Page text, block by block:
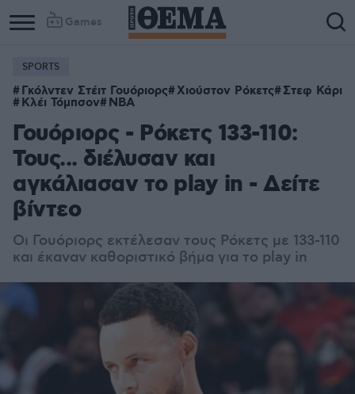
Games
Column
1
Column
2
SPORTS
Γκόλντεν Στέιτ Γουόριορς Χιούστον Ρόκετς Στεφ Κάρι
Κλέι Τόμπσον NBA
Γουόριορς - Ρόκετς 133-110:
Τους... διέλυσαν και
αγκάλιασαν το play in - Δείτε
βίντεο
Oι Γουόριορς εκτέλεσαν τους Ρόκετς με 133-110
και έκαναν καθοριστικό βήμα για το play in